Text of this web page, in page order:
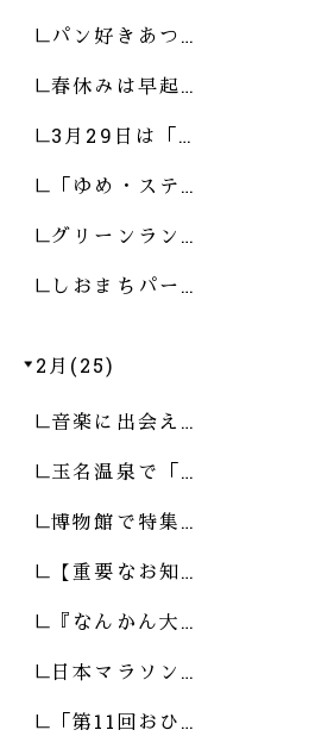
パン好きあつ…
春休みは早起…
3月29日は「…
「ゆめ・ステ…
グリーンラン…
しおまちパー…
2月(25)
音楽に出会え…
玉名温泉で「…
博物館で特集…
【重要なお知…
『なんかん大…
日本マラソン…
「第11回おひ…